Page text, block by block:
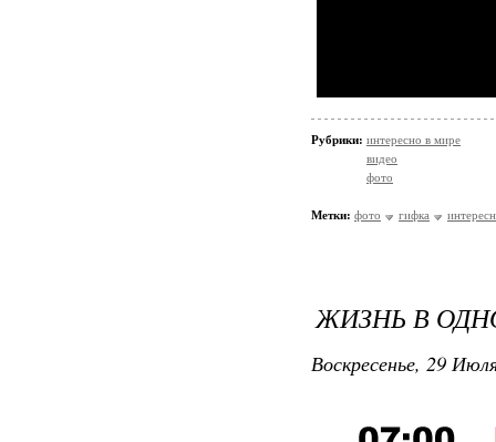
Рубрики: интересно в мире
видео
фото
Метки: фото гифка
ЖИЗНЬ В
Воскресенье, 29